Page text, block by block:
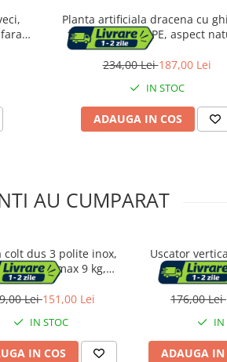
Planta artificiala dracena cu
frunze alungite PE, aspect
vertical, fara intretinere,
verde
234,00 Lei187,00 Lei
IN STOC
ADAUGA IN COS
AU CUMPARAT
colt dus 3 polite inox,
perete, max 9 kg,
25x25x59 cm,
argintiu
Lei151,00 Lei
IN STOC
IN COS
Uscator
mobil si
umerase,
176,00 Lei
IN
ADAUGA IN